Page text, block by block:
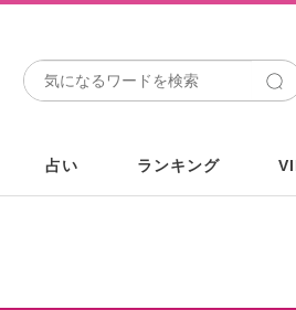
占い ランキング